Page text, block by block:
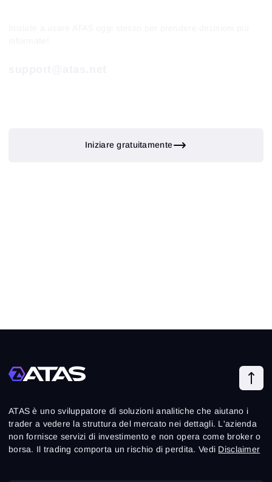
Iniziare gratuitamente
ATAS è uno sviluppatore di soluzioni analitiche che aiutano i
trader a vedere la struttura del mercato nei dettagli. L'azienda
non fornisce servizi di investimento e non opera come broker o
borsa. Il trading comporta un rischio di perdita. Vedi Disclaimer